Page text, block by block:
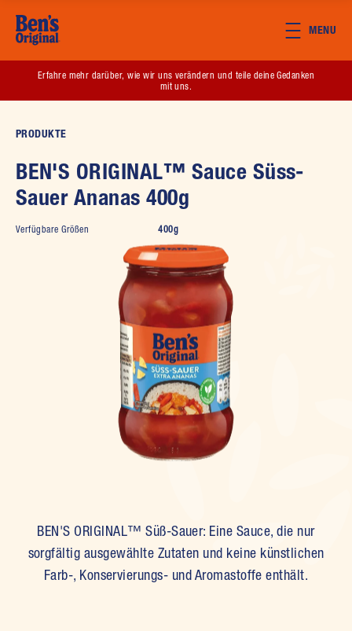
MENU
Erfahre mehr darüber, wie wir uns verändern und teile deine Gedanken
mit uns.
PRODUKTE
BEN'S ORIGINAL™ Sauce Süss-
Sauer Ananas 400g
Verfügbare Größen 400g
BEN'S ORIGINAL™ Süß-Sauer: Eine Sauce, die nur
sorgfältig ausgewählte Zutaten und keine künstlichen
Farb-, Konservierungs- und Aromastoffe enthält.